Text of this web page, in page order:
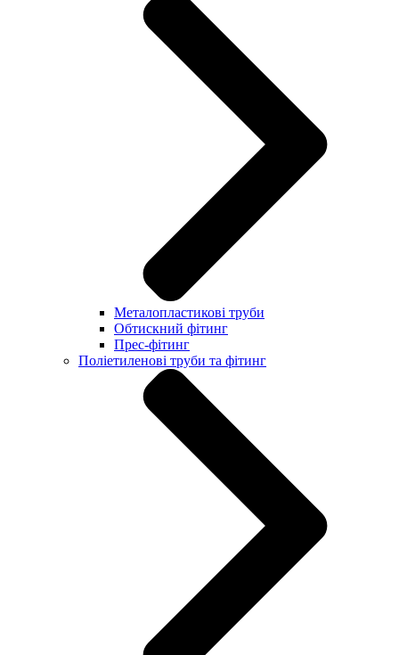
Металопластикові труби
Обтискний фітинг
Прес-фітинг
Поліетиленові труби та фітинг